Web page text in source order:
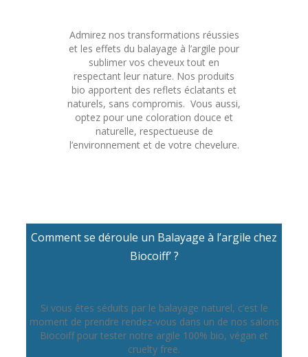
Admirez nos transformations réussies
et les effets du balayage à l’argile pour
sublimer vos cheveux tout en
respectant leur nature. Nos produits
bio apportent des reflets éclatants et
naturels, sans compromis. Vous aussi,
optez pour une coloration douce et
naturelle, respectueuse de
l’environnement et de votre chevelure.
Comment se déroule un Balayage à l’argile chez
Biocoiff’ ?
Si vous êtes séduits par le balayage naturel, c’est le
moment de prendre rendez-vous dans un de nos salons
Biocoiff pour tester notre argile 100% bio, végan et
cruelty free.